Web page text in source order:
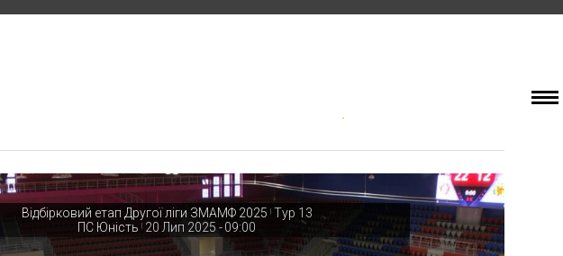
Відбірковий етап Другої ліги ЗМАМФ 2025 | Тур 13
ПС Юність | 20 Лип 2025 - 09:00